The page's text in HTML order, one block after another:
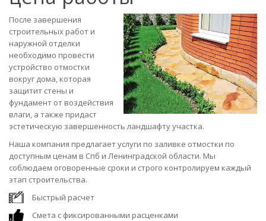
После завершения
строительных работ и
наружной отделки
необходимо провести
устройство отмостки
вокруг дома, которая
защитит стены и
фундамент от воздействия
влаги, а также придаст
эстетическую завершенность ландшафту участка.
Наша компания предлагает услуги по заливке отмостки по
доступным ценам в Спб и Ленинградской области. Мы
соблюдаем оговоренные сроки и строго контролируем каждый
этап строительства.
Быстрый расчет
Смета с фиксированными расценками